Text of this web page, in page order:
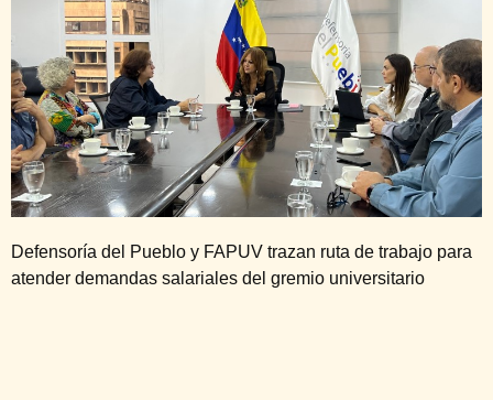
Defensoría del Pueblo y FAPUV trazan ruta de trabajo para
atender demandas salariales del gremio universitario